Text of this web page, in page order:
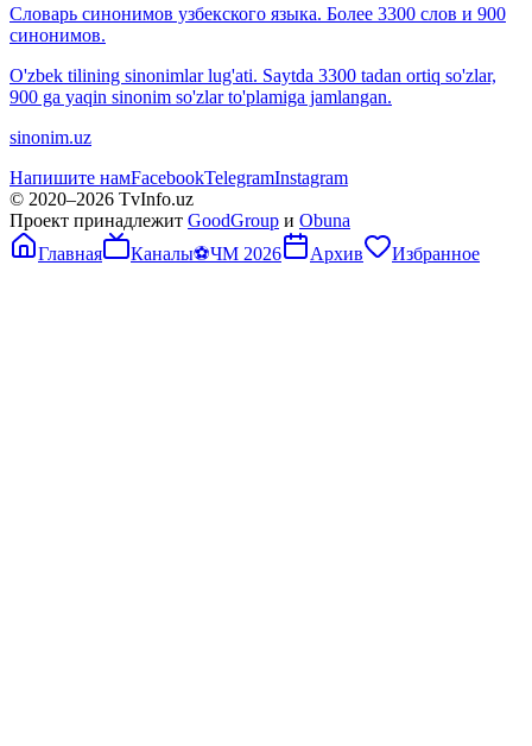
Словарь синонимов узбекского языка. Более 3300 слов и 900
синонимов.
O'zbek tilining sinonimlar lug'ati. Saytda 3300 tadan ortiq so'zlar,
900 ga yaqin sinonim so'zlar to'plamiga jamlangan.
sinonim.uz
Напишите намFacebookTelegramInstagram
© 2020–2026 TvInfo.uz
Проект принадлежит GoodGroup и Obuna
Главная
Каналы⚽ЧМ 2026 Архив Избранное